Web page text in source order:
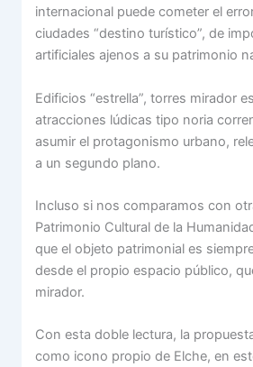
internacional puede cometer el
ciudades “destino turístico”, de
artificiales ajenos a su patrimonio
Edificios “estrella”, torres mirador
atracciones lúdicas tipo noria
asumir el protagonismo urbano,
a un segundo plano.
Incluso si nos comparamos con
Patrimonio Cultural de la
que el objeto patrimonial es
desde el propio espacio público,
mirador.
Con esta doble lectura, la
como icono propio de Elche, en